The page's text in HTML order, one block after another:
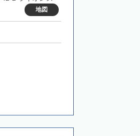
地図